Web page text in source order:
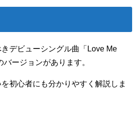
デビューシングル曲「Love Me
ージョンがあります。
初心者にも分かりやすく解説しま